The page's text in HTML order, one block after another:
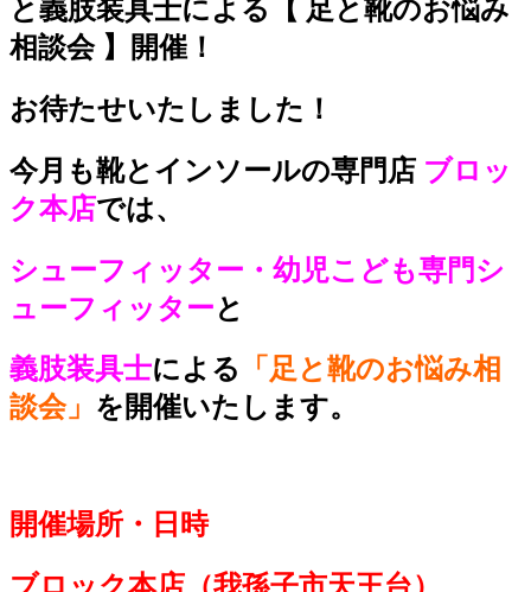
と義肢装具士による【 足と靴のお悩み
相談会 】開催！
お待たせいたしました！
今月も靴とインソールの専門店 ブロッ
ク本店では、
シューフィッター・幼児こども専門シ
ューフィッターと
義肢装具士による
「足と靴のお悩み相
談会」 を開催いたします。
開催場所・日時